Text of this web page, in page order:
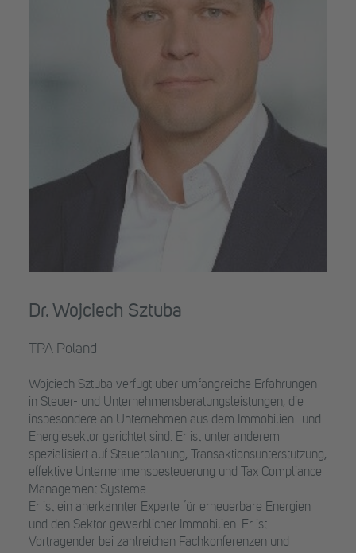
Dr. Wojciech Sztuba
TPA Poland
Wojciech Sztuba verfügt über umfangreiche Erfahrungen
in Steuer- und Unternehmensberatungsleistungen, die
insbesondere an Unternehmen aus dem Immobilien- und
Energiesektor gerichtet sind. Er ist unter anderem
spezialisiert auf Steuerplanung, Transaktionsunterstützung,
effektive Unternehmensbesteuerung und Tax Compliance
Management Systeme.
Er ist ein anerkannter Experte für erneuerbare Energien
und den Sektor gewerblicher Immobilien. Er ist
Vortragender bei zahlreichen Fachkonferenzen und